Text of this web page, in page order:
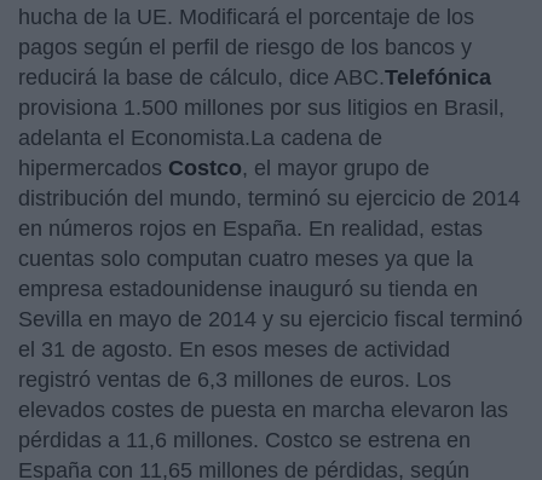
hucha de la UE. Modificará el porcentaje de los
pagos según el perfil de riesgo de los bancos y
reducirá la base de cálculo, dice ABC.Telefónica
provisiona 1.500 millones por sus litigios en Brasil,
adelanta el Economista.La cadena de
hipermercados Costco, el mayor grupo de
distribución del mundo, terminó su ejercicio de 2014
en números rojos en España. En realidad, estas
cuentas solo computan cuatro meses ya que la
empresa estadounidense inauguró su tienda en
Sevilla en mayo de 2014 y su ejercicio fiscal terminó
el 31 de agosto. En esos meses de actividad
registró ventas de 6,3 millones de euros. Los
elevados costes de puesta en marcha elevaron las
pérdidas a 11,6 millones. Costco se estrena en
España con 11,65 millones de pérdidas, según